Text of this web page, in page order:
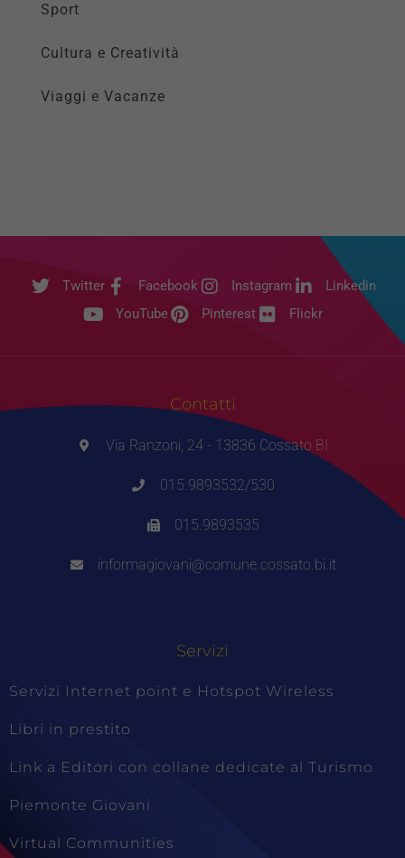
Sport
Cultura e Creatività
Viaggi e Vacanze
Twitter Facebook Instagram
Linkedin
YouTube
Pinterest Flickr
Contatti
Via Ranzoni, 24 - 13836 Cossato BI
015.9893532/530
015.9893535
informagiovani@comune.cossato.bi.it
Servizi
Servizi Internet point e Hotspot Wireless
Libri in prestito
Link a Editori con collane dedicate al Turismo
Piemonte Giovani
Virtual Communities